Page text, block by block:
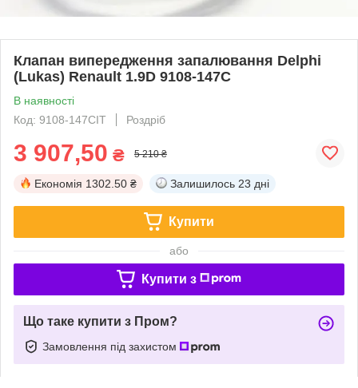
Клапан випередження запалювання Delphi
(Lukas) Renault 1.9D 9108-147C
В наявності
Код: 9108-147CIT
Роздріб
3 907,50 ₴ 5 210 ₴
Економія 1302.50 ₴ Залишилось 23 дні
Купити
або
Купити з
Що таке купити з Пром?
Замовлення під захистом